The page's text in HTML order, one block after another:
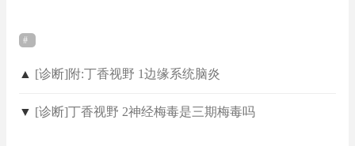
▲ [诊断]附:丁香视野 1边缘系统脑炎
▼ [诊断]丁香视野 2神经梅毒是三期梅毒吗